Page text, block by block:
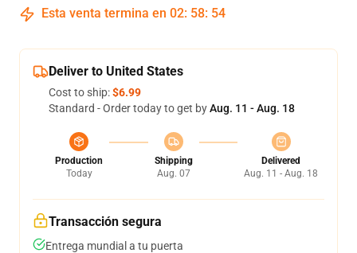
Esta venta termina en 02: 58: 54
Deliver to United States
Cost to ship:$6.99
Standard - Order today to get byAug. 11 - Aug. 18
Production
Today
Shipping
Aug. 07
Delivered
Aug. 11 - Aug. 18
Transacción segura
Entrega mundial a tu puerta